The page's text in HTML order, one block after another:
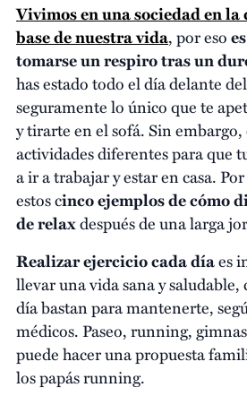
Vivimos en una sociedad en la
base de nuestra vida, por eso
tomarse un respiro tras un
has estado todo el día delante
seguramente lo único que te
y tirarte en el sofá. Sin embargo,
actividades diferentes para que
a ir a trabajar y estar en casa.
estos cinco ejemplos de cómo
de relaxdespués de una larga
Realizar ejercicio cada díaes
llevar una vida sana y
día bastan para mantenerte,
médicos. Paseo, running,
puede hacer una propuesta
los papás running.